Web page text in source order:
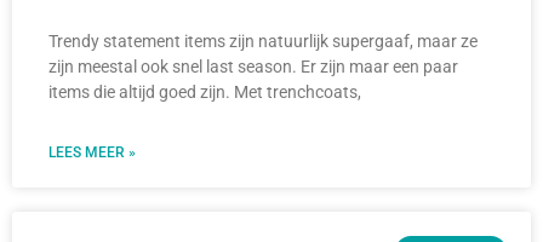
Trendy statement items zijn natuurlijk supergaaf, maar ze
zijn meestal ook snel last season. Er zijn maar een paar
items die altijd goed zijn. Met trenchcoats,
LEES MEER »